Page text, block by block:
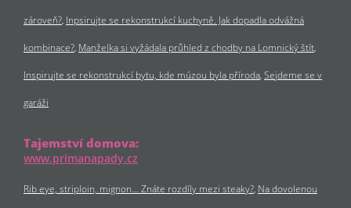
zároveň? Inpsirujte se rekonstrukcí kuchyně. Jak dopadla odvážná
kombinace? Manželka si vyžádala průhled z chodby na Lomnický štít
Inspirujte se rekonstrukcí bytu, kde múzou byla příroda Sejdeme se v
garáži
Tajemství domova:
www.primanapady.cz
Rib eye, striploin, mignon… Znáte rozdíly mezi steaky? Na dovolenou